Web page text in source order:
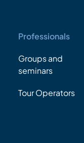
Professionals
Groups and
seminars
Tour Operators